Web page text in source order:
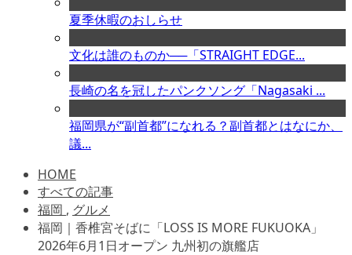
夏季休暇のおしらせ
文化は誰のものか──「STRAIGHT EDGE...
長崎の名を冠したパンクソング「Nagasaki ...
福岡県が“副首都”になれる？副首都とはなにか、
議...
HOME
すべての記事
福岡 , グルメ
福岡｜香椎宮そばに「LOSS IS MORE FUKUOKA」
2026年6月1日オープン 九州初の旗艦店